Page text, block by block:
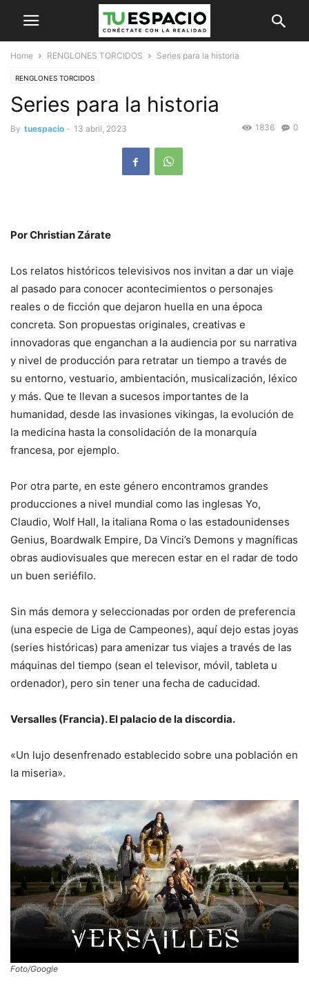
Home RENGLONES TORCIDOS Series para la historia
RENGLONES TORCIDOS
Series para la historia
By tuespacio - 13 abril, 2023 0
1836
Por Christian Zárate
Los relatos históricos televisivos nos invitan a dar un viaje
al pasado para conocer acontecimientos o personajes
reales o de ficción que dejaron huella en una época
concreta. Son propuestas originales, creativas e
innovadoras que enganchan a la audiencia por su narrativa
y nivel de producción para retratar un tiempo a través de
su entorno, vestuario, ambientación, musicalización, léxico
y más. Que te llevan a sucesos importantes de la
humanidad, desde las invasiones vikingas, la evolución de
la medicina hasta la consolidación de la monarquía
francesa, por ejemplo.
Por otra parte, en este género encontramos grandes
producciones a nivel mundial como las inglesas Yo,
Claudio, Wolf Hall, la italiana Roma o las estadounidenses
Genius, Boardwalk Empire, Da Vinci’s Demons y magníficas
obras audiovisuales que merecen estar en el radar de todo
un buen seriéfilo.
Sin más demora y seleccionadas por orden de preferencia
(una especie de Liga de Campeones), aquí dejo estas joyas
(series históricas) para amenizar tus viajes a través de las
máquinas del tiempo (sean el televisor, móvil, tableta u
ordenador), pero sin tener una fecha de caducidad.
Versalles (Francia). El palacio de la discordia.
«Un lujo desenfrenado establecido sobre una población en
la miseria».
Foto/Google